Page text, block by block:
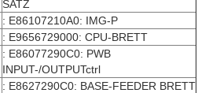
SATZ
: E86107210A0: IMG-P
: E9656729000: CPU-BRETT
: E86077290C0: PWB
INPUT-/OUTPUTctrl
: E8627290C0: BASE-FEEDER BRETT